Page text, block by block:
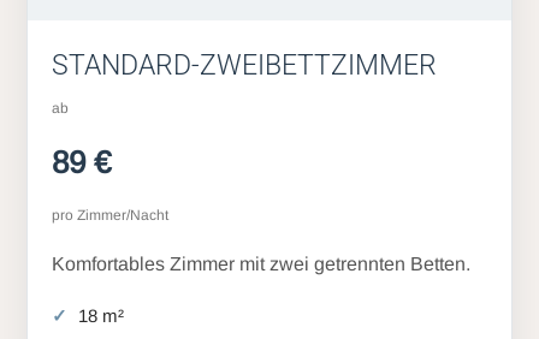
STANDARD-ZWEIBETTZIMMER
ab
89 €
pro Zimmer/Nacht
Komfortables Zimmer mit zwei getrennten Betten.
18 m²